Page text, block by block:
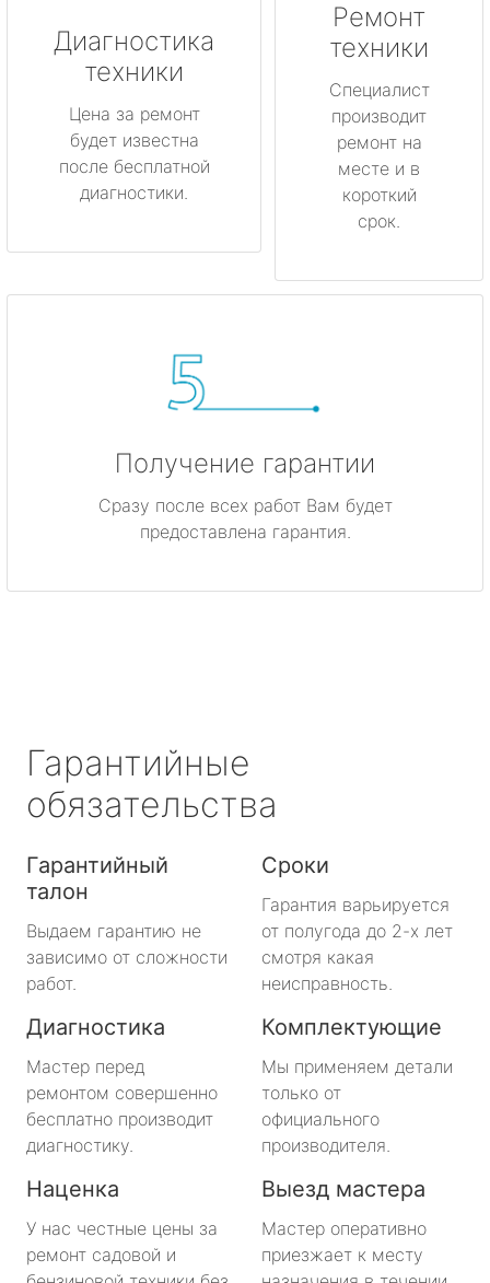
Диагностика
техники
Цена за ремонт
будет известна
после бесплатной
диагностики.
Ремонт
техники
Специалист
производит
ремонт на
месте и в
короткий
срок.
Получение гарантии
Сразу после всех работ Вам будет
предоставлена гарантия.
Гарантийные
обязательства
Гарантийный
талон
Выдаем гарантию не
зависимо от сложности
работ.
Сроки
Гарантия варьируется
от полугода до 2-х лет
смотря какая
неисправность.
Диагностика
Мастер перед
ремонтом совершенно
бесплатно производит
диагностику.
Комплектующие
Мы применяем детали
только от
официального
производителя.
Наценка
У нас честные цены за
ремонт садовой и
Выезд мастера
Мастер оперативно
приезжает к месту